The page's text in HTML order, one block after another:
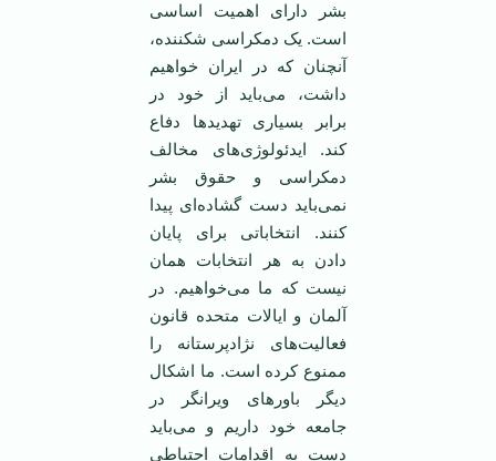
بشر دارای اهمیت اساسی
است. یک دمکراسی شکننده،
آنچنان که در ایران خواهیم
داشت، می‌باید از خود در
برابر بسیاری تهدید‌ها دفاع
کند. ایدئولوژی‌های مخالف
دمکراسی و حقوق بشر
نمی‌باید دست گشاده‌ای پیدا
کنند. انتخاباتی برای پایان
دادن به هر انتخابات همان
نیست که ما می‌خواهیم. در
آلمان و ایالات متحده قانون
فعالیت‌های نژادپرستانه را
ممنوع کرده است. ما اشکال
دیگر باور‌های ویرانگر در
جامعه خود داریم و می‌باید
دست به اقدامات احتیاطی